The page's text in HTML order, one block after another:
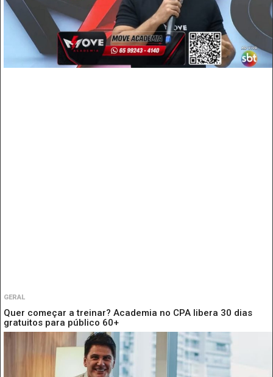
GERAL
Quer começar a treinar? Academia no CPA libera 30 dias
gratuitos para público 60+